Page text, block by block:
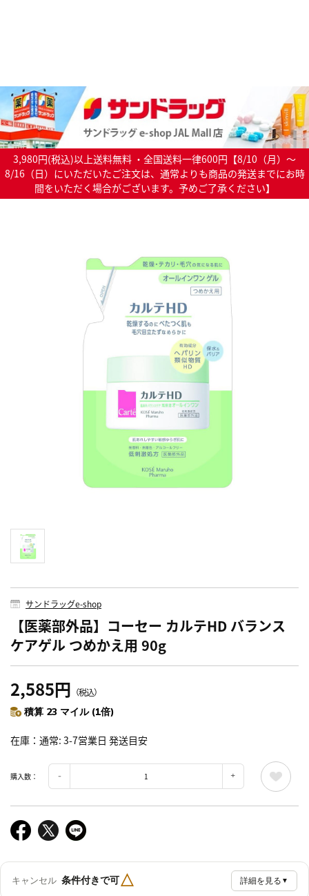
3,980円(税込)以上送料無料 ・全国送料一律600円【8/10（月）～
8/16（日）にいただいたご注文は、通常よりも商品の発送までにお時
間をいただく場合がございます。予めご了承ください】
サンドラッグe-shop
【医薬部外品】コーセー カルテHD バランス
ケアゲル つめかえ用 90g
2,585円 （税込）
積算 23 マイル (1倍)
在庫 通常: 3-7営業日 発送目安
購入数：
キャンセル 条件付きで可△ 詳細を見る ▼